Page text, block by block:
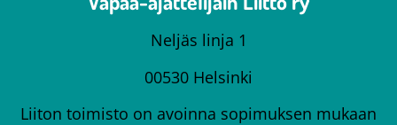
Neljäs linja 1
00530 Helsinki
Liiton toimisto on avoinna sopimuksen mukaan